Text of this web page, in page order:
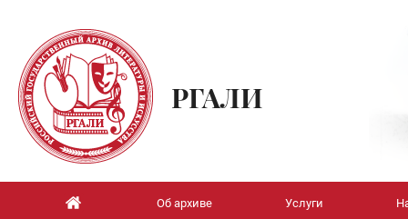
РГАЛИ
Об архиве Услуги